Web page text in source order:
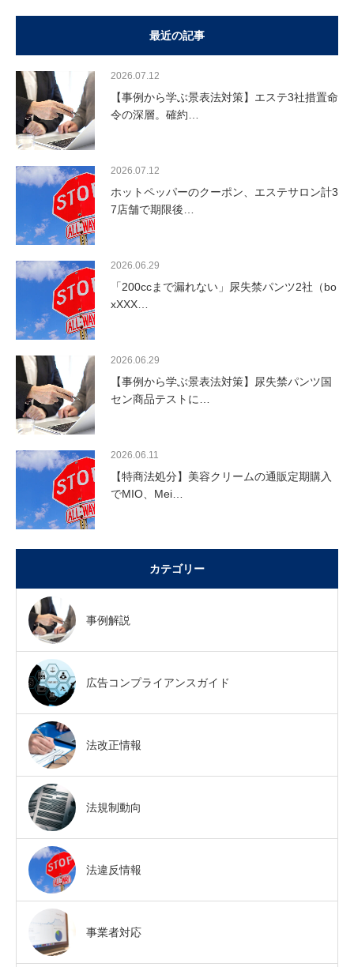
最近の記事
2026.07.12
【事例から学ぶ景表法対策】エステ3社措置命
令の深層。確約…
2026.07.12
ホットペッパーのクーポン、エステサロン計3
7店舗で期限後…
2026.06.29
「200ccまで漏れない」尿失禁パンツ2社（bo
xXXX…
2026.06.29
【事例から学ぶ景表法対策】尿失禁パンツ国
セン商品テストに…
2026.06.11
【特商法処分】美容クリームの通販定期購入
でMIO、Mei…
カテゴリー
事例解説
広告コンプライアンスガイド
法改正情報
法規制動向
法違反情報
事業者対応